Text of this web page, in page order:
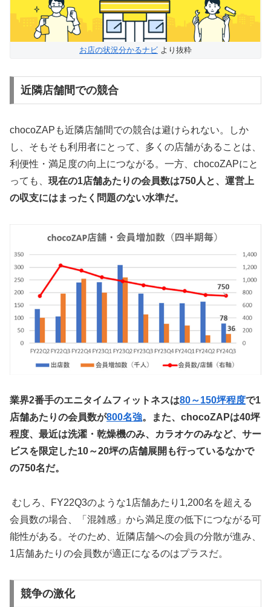
お店の状況分かるナビ より抜粋
近隣店舗間での競合
chocoZAPも近隣店舗間での競合は避けられない。しか
し、そもそも利用者にとって、多くの店舗があることは、
利便性・満足度の向上につながる。一方、chocoZAPにと
っても、 現在の1店舗あたりの会員数は750人と、運営上
の収支にはまったく問題のない水準だ。
業界2番手のエニタイムフィットネスは80～150坪程度で1
店舗あたりの会員数が800名強。また、chocoZAPは40坪
程度、最近は洗濯・乾燥機のみ、カラオケのみなど、サー
ビスを限定した10～20坪の店舗展開も行っているなかで
の750名だ。
むしろ、FY22Q3のような1店舗あたり1,200名を超える
会員数の場合、「混雑感」から満足度の低下につながる可
能性がある。そのため、近隣店舗への会員の分散が進み、
1店舗あたりの会員数が適正になるのはプラスだ。
競争の激化